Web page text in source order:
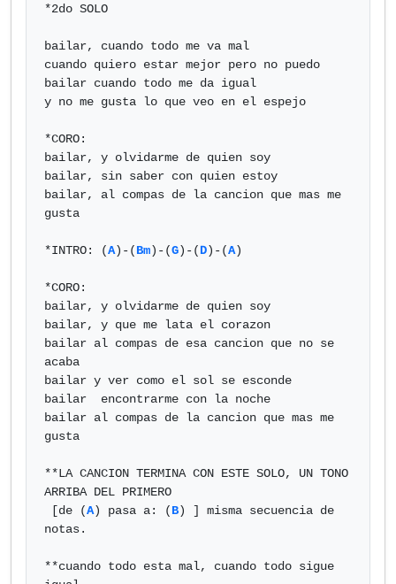
*2do SOLO
bailar, cuando todo me va mal
cuando quiero estar mejor pero no puedo
bailar cuando todo me da igual
y no me gusta lo que veo en el espejo
*CORO:
bailar, y olvidarme de quien soy
bailar, sin saber con quien estoy
bailar, al compas de la cancion que mas me
gusta
*INTRO: (A)-(Bm)-(G)-(D)-(A)
*CORO:
bailar, y olvidarme de quien soy
bailar, y que me lata el corazon
bailar al compas de esa cancion que no se
acaba
bailar y ver como el sol se esconde
bailar  encontrarme con la noche
bailar al compas de la cancion que mas me
gusta
**LA CANCION TERMINA CON ESTE SOLO, UN TONO
ARRIBA DEL PRIMERO
[de (A) pasa a: (B) ] misma secuencia de
notas.
**cuando todo esta mal, cuando todo sigue